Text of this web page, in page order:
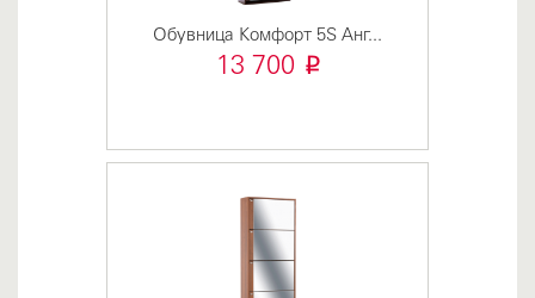
Обувница Kомфорт 5S Анг...
13 700 i